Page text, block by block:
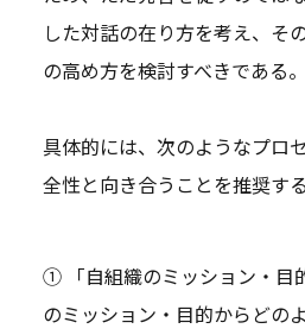
した対話の在り方を考え、そ
の高め方を検討すべきである。
具体的には、次のようなプロ
全性と向き合うことを推奨する
① 「自組織のミッション・目
のミッション・目的からどの